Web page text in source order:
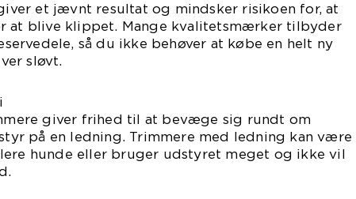
et jævnt resultat og mindsker risikoen for, at
at blive klippet. Mange kvalitetsmærker tilbyder
så du ikke behøver at købe en helt ny
sløvt.
giver frihed til at bevæge sig rundt om
på en ledning. Trimmere med ledning kan være
hunde eller bruger udstyret meget og ikke vil